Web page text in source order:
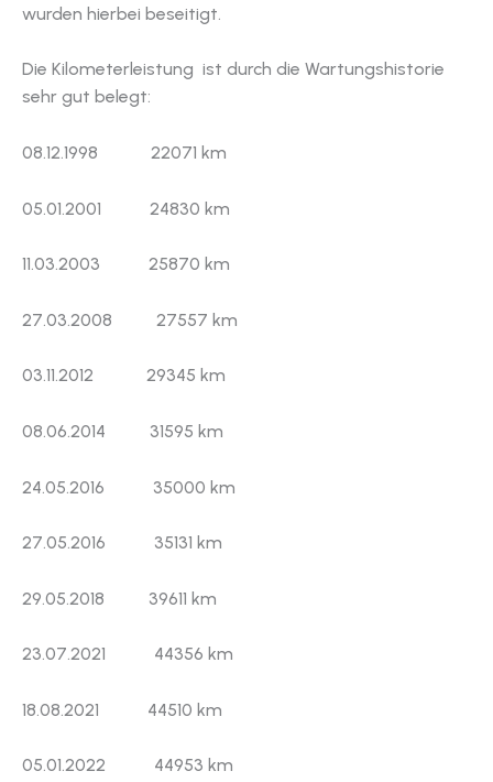
wurden hierbei beseitigt.
Die Kilometerleistung ist durch die Wartungshistorie
sehr gut belegt:
08.12.1998 22071 km
05.01.2001 24830 km
11.03.2003 25870 km
27.03.2008 27557 km
03.11.2012 29345 km
08.06.2014 31595 km
24.05.2016 35000 km
27.05.2016 35131 km
29.05.2018 39611 km
23.07.2021 44356 km
18.08.2021 44510 km
05.01.2022 44953 km